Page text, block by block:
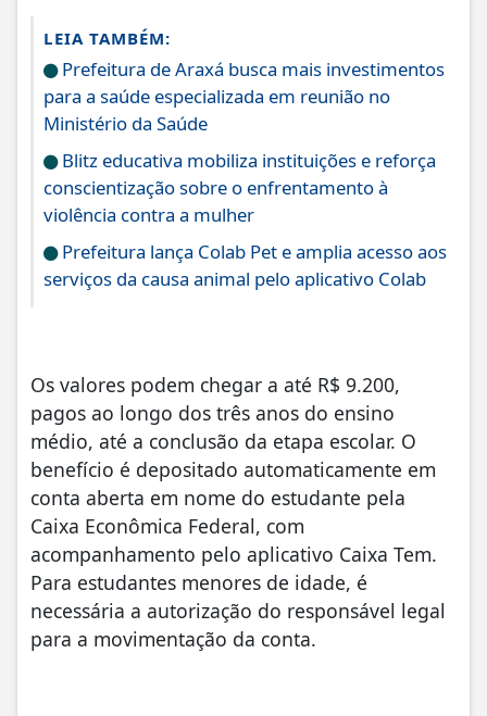
LEIA TAMBÉM:
Prefeitura de Araxá busca mais investimentos
para a saúde especializada em reunião no
Ministério da Saúde
Blitz educativa mobiliza instituições e reforça
conscientização sobre o enfrentamento à
violência contra a mulher
Prefeitura lança Colab Pet e amplia acesso aos
serviços da causa animal pelo aplicativo Colab
Os valores podem chegar a até R$ 9.200,
pagos ao longo dos três anos do ensino
médio, até a conclusão da etapa escolar. O
benefício é depositado automaticamente em
conta aberta em nome do estudante pela
Caixa Econômica Federal, com
acompanhamento pelo aplicativo Caixa Tem.
Para estudantes menores de idade, é
necessária a autorização do responsável legal
para a movimentação da conta.